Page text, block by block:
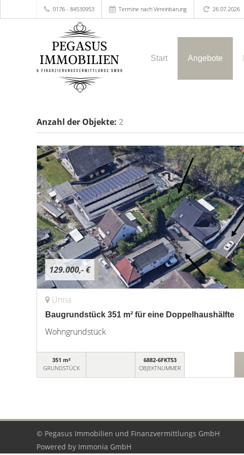
0176 - 84530953 Termine nach Vereinbarung 26.07.2026
Start Angebote
Anzahl der Objekte: 2
129.000,- €
Unna
Baugrundstück 351 m² für eine Doppelhaushälfte
Wohngrundstück
351 m²
GRUNDSTÜCK
6882-6FKT53
OBJEKTNUMMER
© Pegasus Immobilien und Finanzvermittlungs GmbH
Powered by Immonia GmbH